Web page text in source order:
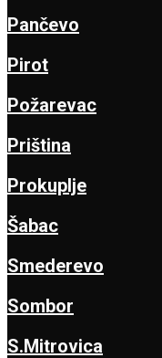
Pančevo
Pirot
Požarevac
Priština
Prokuplje
Šabac
Smederevo
Sombor
S.Mitrovica